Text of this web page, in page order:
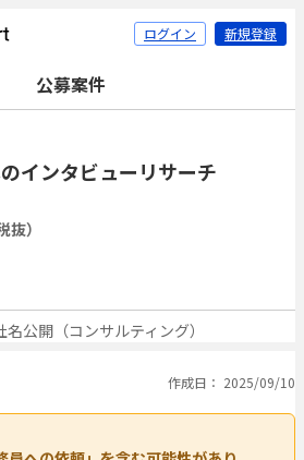
ログイン 新規登録
公募案件
インタビューリサーチ
）
公開（コンサルティング）
作成日： 2025/09/10